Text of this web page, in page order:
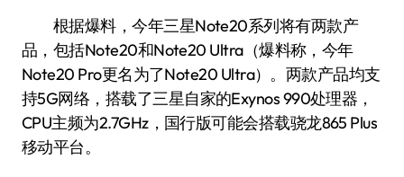
根据爆料，今年三星Note20系列将有两款产
品，包括Note20和Note20 Ultra（爆料称，今年
Note20 Pro更名为了Note20 Ultra）。两款产品均支
持5G网络，搭载了三星自家的Exynos 990处理器，
CPU主频为2.7GHz，国行版可能会搭载骁龙865 Plus
移动平台。